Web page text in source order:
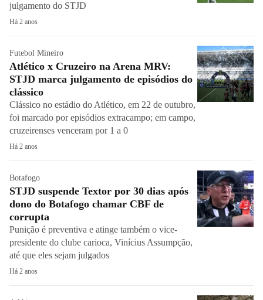
julgamento do STJD
Há 2 anos
Futebol Mineiro
Atlético x Cruzeiro na Arena MRV:
STJD marca julgamento de episódios do
clássico
Clássico no estádio do Atlético, em 22 de outubro,
foi marcado por episódios extracampo; em campo,
cruzeirenses venceram por 1 a 0
Há 2 anos
Botafogo
STJD suspende Textor por 30 dias após
dono do Botafogo chamar CBF de
corrupta
Punição é preventiva e atinge também o vice-
presidente do clube carioca, Vinícius Assumpção,
até que eles sejam julgados
Há 2 anos